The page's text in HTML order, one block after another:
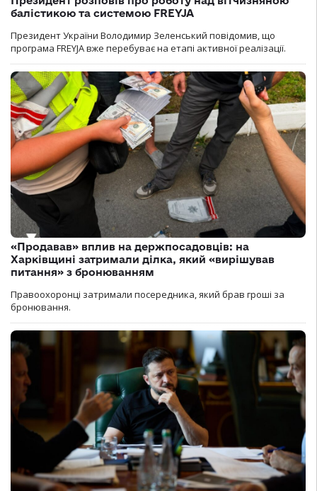
балістикою та системою FREYJA
Президент України Володимир Зеленський повідомив, що
програма FREYJA вже перебуває на етапі активної реалізації.
«Продавав» вплив на держпосадовців: на
Харківщині затримали ділка, який «вирішував
питання» з бронюванням
Правоохоронці затримали посередника, який брав гроші за
бронювання.